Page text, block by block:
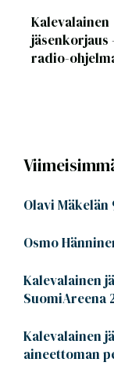
Kalevalainen
jäsenkorjaus
radio-
Olavi
Osmo
Kalevalainen
SuomiAreena
Kalevalainen
aineettoman